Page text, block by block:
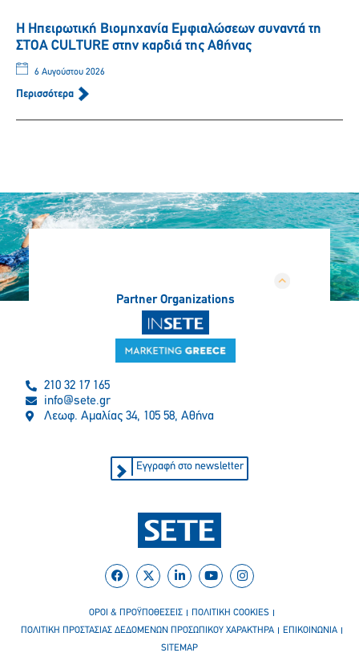
Η Ηπειρωτική Βιομηχανία Εμφιαλώσεων συναντά τη
ΣΤΟΑ CULTURE στην καρδιά της Αθήνας
6 Αυγούστου 2026
Περισσότερα
Partner Organizations
210 32 17 165
info@sete.gr
Λεωφ. Αμαλίας 34, 105 58, Αθήνα
Εγγραφή στο newsletter
ΟΡΟΙ & ΠΡΟΫΠΟΘΕΣΕΙΣ
ΠΟΛΙΤΙΚΗ COOKIES
ΠΟΛΙΤΙΚΗ ΠΡΟΣΤΑΣΙΑΣ ΔΕΔΟΜΕΝΩΝ ΠΡΟΣΩΠΙΚΟΥ ΧΑΡΑΚΤΗΡΑ
ΕΠΙΚΟΙΝΩΝΙΑ
SITEMAP